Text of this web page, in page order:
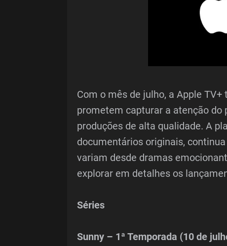
Com o mês de julho, a Apple
prometem capturar a atenção
produções de alta qualidade. A
documentários originais,
variam desde dramas
explorar em detalhes os
Séries
Sunny – 1ª Temporada (10 de